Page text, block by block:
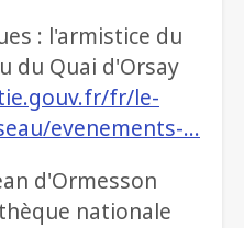
: l'armistice du
du Quai d'Orsay
fr/le-
evenements-…
d'Ormesson
nationale